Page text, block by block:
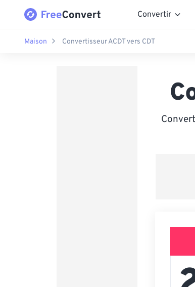
Convertir
Maison Convertisseur ACDT vers CDT